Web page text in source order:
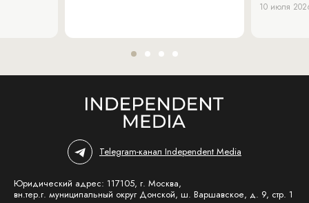
10 июля
Telegram-канал Independent Media
Юридический адрес: 117105, г. Москва,
вн.тер.г. муниципальный округ Донской, ш. Варшавское, д. 9, стр. 1